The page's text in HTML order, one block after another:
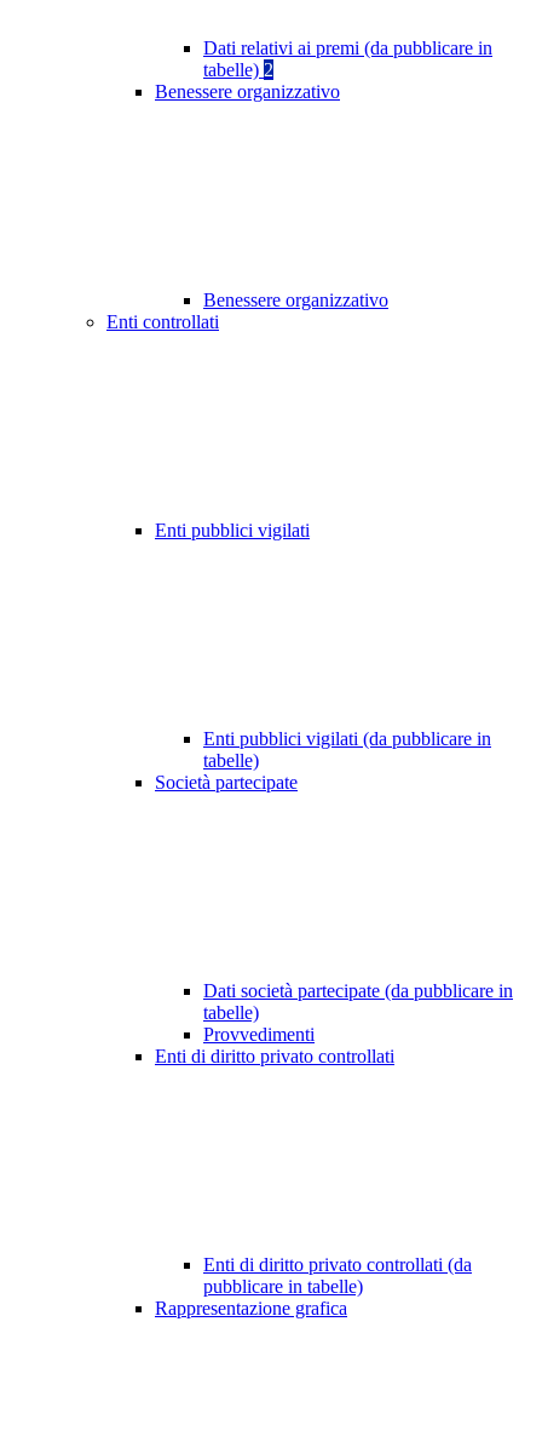
Dati relativi ai premi (da pubblicare in
tabelle) 2
Benessere organizzativo
Benessere organizzativo
Enti controllati
Enti pubblici vigilati
Enti pubblici vigilati (da pubblicare in
tabelle)
Società partecipate
Dati società partecipate (da pubblicare in
tabelle)
Provvedimenti
Enti di diritto privato controllati
Enti di diritto privato controllati (da
pubblicare in tabelle)
Rappresentazione grafica